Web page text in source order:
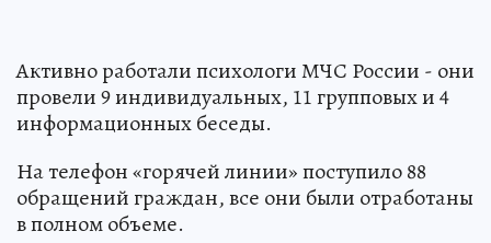
Активно работали психологи МЧС России - они
провели 9 индивидуальных, 11 групповых и 4
информационных беседы.
На телефон «горячей линии» поступило 88
обращений граждан, все они были отработаны
в полном объеме.